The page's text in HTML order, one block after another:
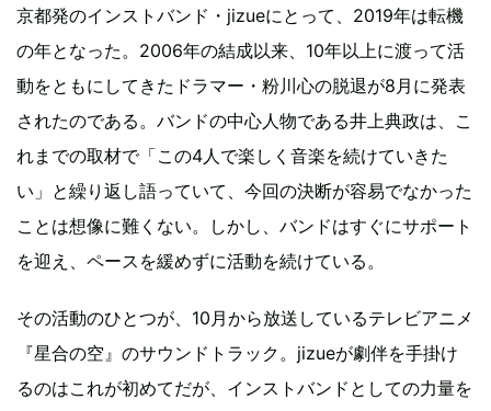
京都発のインストバンド・jizueにとって、2019年は転機
の年となった。2006年の結成以来、10年以上に渡って活
動をともにしてきたドラマー・粉川心の脱退が8月に発表
されたのである。バンドの中心人物である井上典政は、こ
れまでの取材で「この4人で楽しく音楽を続けていきた
い」と繰り返し語っていて、今回の決断が容易でなかった
ことは想像に難くない。しかし、バンドはすぐにサポート
を迎え、ペースを緩めずに活動を続けている。
その活動のひとつが、10月から放送しているテレビアニメ
『星合の空』のサウンドトラック。jizueが劇伴を手掛け
るのはこれが初めてだが、インストバンドとしての力量を